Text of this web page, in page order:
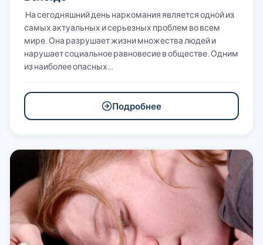
На сегодняшний день наркомания является одной из
самых актуальных и серьезных проблем во всем
мире. Она разрушает жизни множества людей и
нарушает социальное равновесие в обществе. Одним
из наиболее опасных…
Подробнее